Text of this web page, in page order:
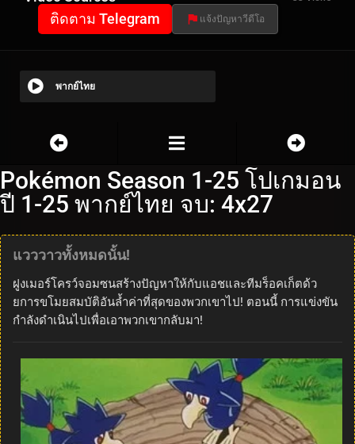
ติดตาม Telegram แจ้งปัญหาวีดีโอ
พากย์ไทย
Pokémon Season 1-25 โปเกมอน
ปี 1-25 พากย์ไทย จบ: 4x27
แวววาวทั้งหมดนั้น!
ฝูงเมอร์โครว์จอมซนสร้างปัญหาให้กับแอชและทีมร็อคเก็ตด้ว
ยการขโมยสมบัติอันล้ำค่าที่สุดของพวกเขาไป! ตอนนี้ การแข่งขัน
กำลังดำเนินไปเพื่อเอาพวกเขากลับมา!